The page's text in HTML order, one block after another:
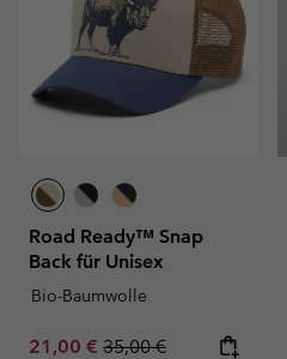
Road Ready™ Snap
Back für Unisex
Bio-Baumwolle
Sale price:
21,00 € Regular price:
35,00 €